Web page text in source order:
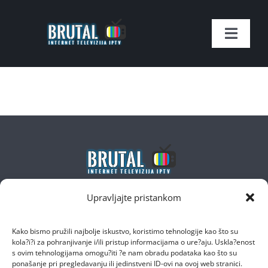
Upravljajte pristankom
Kako bismo pružili najbolje iskustvo, koristimo tehnologije kao što su
kola?i?i za pohranjivanje i/ili pristup informacijama o ure?aju. Uskla?enost
s ovim tehnologijama omogu?iti ?e nam obradu podataka kao što su
ponašanje pri pregledavanju ili jedinstveni ID-ovi na ovoj web stranici.
Toggle
Naslovnica
Kontakt
Imate pitanje?
Email:podrska@brutal-iptv.com
Traži...